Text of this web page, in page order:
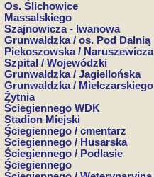
Os. Ślichowice
Massalskiego
Szajnowicza - Iwanowa
Grunwaldzka / os. Pod Dalnią
Piekoszowska / Naruszewicza
Szpital / Wojewódzki
Grunwaldzka / Jagiellońska
Grunwaldzka / Mielczarskiego
Żytnia
Ściegiennego WDK
Stadion Miejski
Ściegiennego / cmentarz
Ściegiennego / Husarska
Ściegiennego / Podlasie
Ściegiennego